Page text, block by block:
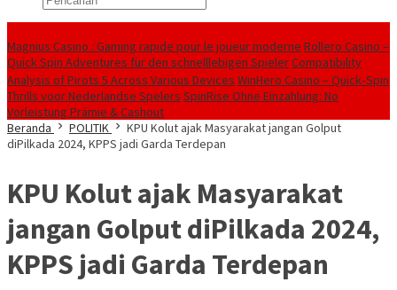
Magnius Casino : Gaming rapide pour le joueur moderne Rollero Casino –
Quick Spin Adventures für den schnelllebigen SpielerCompatibility
Analysis of Pirots 5 Across Various Devices WinHero Casino – Quick‑Spin
Thrills voor Nederlandse Spelers SpinRise Ohne Einzahlung: No
Vorleistung Prämie & Cashout
Beranda
POLITIK
KPU Kolut ajak Masyarakat jangan Golput
diPilkada 2024, KPPS jadi Garda Terdepan
KPU Kolut ajak Masyarakat
jangan Golput diPilkada 2024,
KPPS jadi Garda Terdepan